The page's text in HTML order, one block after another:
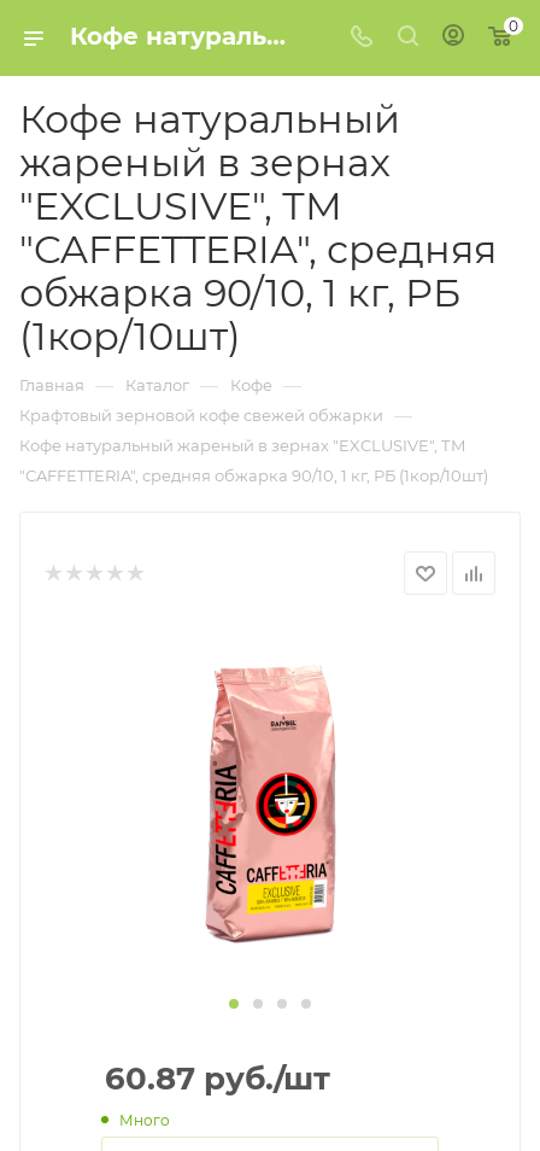
Кофе натуральный жареный в зернах "EXCLUSIVE", ТМ "CAFFETTERIA", средняя обжарка 90/10, 1 кг, РБ (1кор/10шт) купить в Минске 0
Кофе натуральный
жареный в зернах
"EXCLUSIVE", ТМ
"CAFFETTERIA", средняя
обжарка 90/10, 1 кг, РБ
(1кор/10шт)
Главная — Каталог — Кофе —
Крафтовый зерновой кофе свежей обжарки —
Кофе натуральный жареный в зернах "EXCLUSIVE", ТМ
"CAFFETTERIA", средняя обжарка 90/10, 1 кг, РБ (1кор/10шт)
60.87 руб./шт
Много